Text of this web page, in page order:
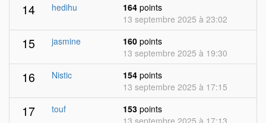
14 hedihu 164 points
13 septembre 2025 à 23:02
15 jasmine 160 points
13 septembre 2025 à 19:30
16 Nistic 154 points
13 septembre 2025 à 17:15
17 touf 153 points
13 septembre 2025 à 17:13